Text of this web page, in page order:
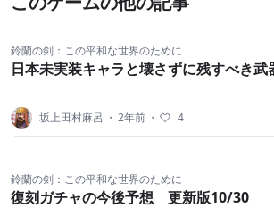
鈴蘭の剣：この平和な世界のために
日本未実装キャラと壊さずに残すべき武
坂上田村麻呂 ・ 2年前 ・ 4
鈴蘭の剣：この平和な世界のために
復刻ガチャの今後予想 更新版10/30